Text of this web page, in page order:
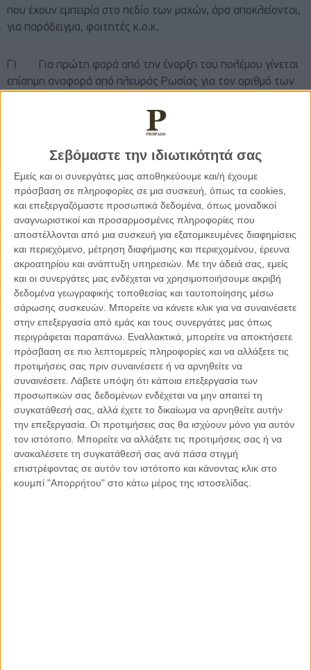
Σεβόμαστε την ιδιωτικότητά σας
Εμείς και οι συνεργάτες μας αποθηκεύουμε και/ή έχουμε
πρόσβαση σε πληροφορίες σε μια συσκευή, όπως τα cookies,
και επεξεργαζόμαστε προσωπικά δεδομένα, όπως μοναδικοί
αναγνωριστικοί και προσαρμοσμένες πληροφορίες που
αποστέλλονται από μια συσκευή για εξατομικευμένες διαφημίσεις
και περιεχόμενο, μέτρηση διαφήμισης και περιεχομένου, έρευνα
ακροατηρίου και ανάπτυξη υπηρεσιών. Με την άδειά σας, εμείς
και οι συνεργάτες μας ενδέχεται να χρησιμοποιήσουμε ακριβή
δεδομένα γεωγραφικής τοποθεσίας και ταυτοποίησης μέσω
σάρωσης συσκευών. Μπορείτε να κάνετε κλικ για να συναινέσετε
στην επεξεργασία από εμάς και τους συνεργάτες μας όπως
περιγράφεται παραπάνω. Εναλλακτικά, μπορείτε να αποκτήσετε
πρόσβαση σε πιο λεπτομερείς πληροφορίες και να αλλάξετε τις
προτιμήσεις σας πριν συναινέσετε ή να αρνηθείτε να
συναινέσετε. Λάβετε υπόψη ότι κάποια επεξεργασία των
προσωπικών σας δεδομένων ενδέχεται να μην απαιτεί τη
συγκατάθεσή σας, αλλά έχετε το δικαίωμα να αρνηθείτε αυτήν
την επεξεργασία. Οι προτιμήσεις σας θα ισχύουν μόνο για αυτόν
τον ιστότοπο. Μπορείτε να αλλάξετε τις προτιμήσεις σας ή να
ανακαλέσετε τη συγκατάθεσή σας ανά πάσα στιγμή
επιστρέφοντας σε αυτόν τον ιστότοπο και κάνοντας κλικ στο
κουμπί "Απορρήτου" στο κάτω μέρος της ιστοσελίδας.
που έχουν εμπειρία στο πεδίο των μαχών, άρα αποκλείονται,
για παράδειγμα, φοιτητές κ.ο.κ.
Γ) Για πρώτη φορά από την έναρξη του πολέμου γίνεται
επίσημη αναφορά από πλευράς Ρωσίας για τον αριθμό των
5,937 απώλειες Ρώσων στρατιωτών.
Δ) Σημαντικές δηλώσεις από πλευράς του κ. Πούτιν σε
στόχους της που σχετίζονται με τη Ρωσία – η Ρωσία, όπως
έχει δηλώσει ο Πρόεδρος της, μπορεί και έχει την
δυνατότητα να αντιδράσει πλήρως σε οποιαδήποτε
προσπάθεια εμπλοκής στα εσωτερικά της ζητήματα και
προάσπισης των δικαιωμάτων της (όπως φυσικά τα
αντιλαμβάνεται η Ρωσία).
Ε) Επίκεινται δημοψηφίσματα στις αυτοανακηρυχθείσες
αυτόνομες περιοχές της ανατολικής Ουκρανίας σε σχέση με
την προσάρτησή τους στη Ρωσία.
Στ.) Η Ρωσία, ως έχει δηλωθεί από τον Πρόεδρο της
χώρας, δεν πρόκειται να αποδεχτεί τον οποιοδήποτε
εκβιασμό από την Δύση.
Η αποτίμηση των πιο πάνω καταδεικνύει την είσοδο σε μια
νέα φάση του πολέμου στην Ουκρανία με επιπρόσθετες
συνέπειες και επιπτώσεις στην παγκόσμια γεωπολιτική,